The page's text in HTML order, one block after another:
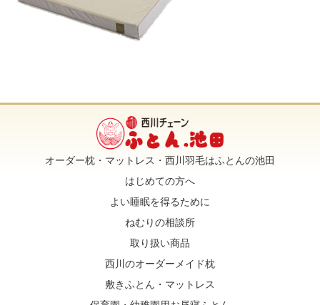
オーダー枕・マットレス・西川羽毛はふとんの池田
はじめての方へ
よい睡眠を得るために
ねむりの相談所
取り扱い商品
西川のオーダーメイド枕
敷きふとん・マットレス